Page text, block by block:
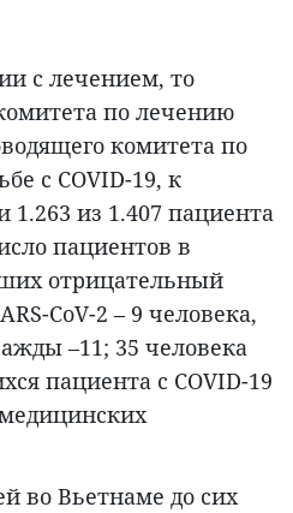
с лечением, то
по лечению
комитета по
с COVID-19, к
из 1.407 пациента
пациентов в
отрицательный
CoV-2 – 9 человека,
–11; 35 человека
пациента с COVID-19
во Вьетнаме до сих